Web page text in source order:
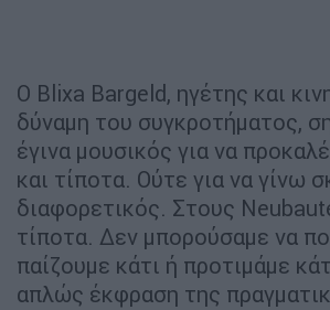
Ο Blixa Bargeld, ηγέτης και
δύναμη του συγκροτήματος,
έγινα μουσικός για να
και τίποτα. Ούτε για να γίνω
διαφορετικός. Στους
τίποτα. Δεν μπορούσαμε να
παίζουμε κάτι ή προτιμάμε
απλώς έκφραση της